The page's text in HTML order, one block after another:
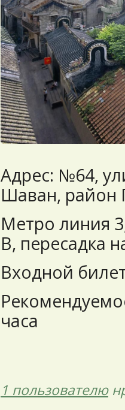
Адрес: №64,
Шаван,
Метро линия
B, пересадка
Входной
часа
1 пользователю